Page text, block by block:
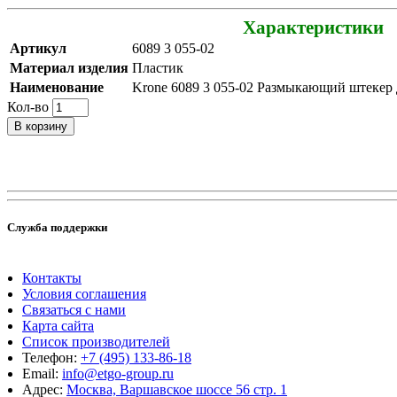
Характеристики
Артикул
6089 3 055-02
Материал изделия Пластик
Наименование
Krone 6089 3 055-02 Размыкающий штекер
Кол-во
В корзину
Служба поддержки
Контакты
Условия соглашения
Связаться с нами
Карта сайта
Список производителей
Телефон: +7 (495) 133-86-18
Email: info@etgo-group.ru
Адрес: Москва, Варшавское шоссе 56 стр. 1